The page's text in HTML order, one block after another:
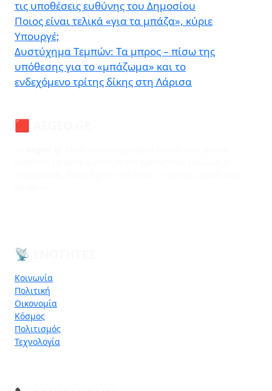
τις υποθέσεις ευθύνης του Δημοσίου
Ποιος είναι τελικά «για τα μπάζα», κύριε
Υπουργέ;
Δυστύχημα Τεμπών: Τα μπρος – πίσω της
υπόθεσης για το «μπάζωμα» και το
ενδεχόμενο τρίτης δίκης στη Λάρισα
🟥 AEGEO.GR
📡 ΕΝΌΤΗΤΕΣ
Κοινωνία
Πολιτική
Οικονομία
Κόσμος
Πολιτισμός
Τεχνολογία